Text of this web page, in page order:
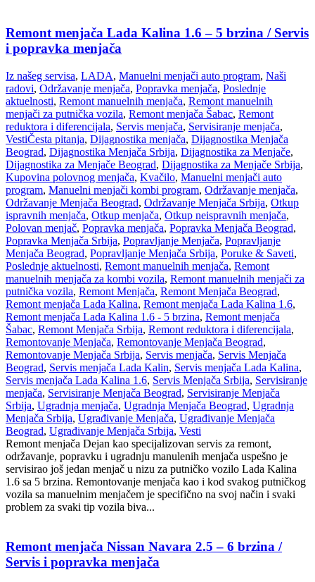
Remont menjača Lada Kalina 1.6 – 5 brzina / Servis
i popravka menjača
Iz našeg servisa, LADA, Manuelni menjači auto program, Naši
radovi, Održavanje menjača, Popravka menjača, Poslednje
aktuelnosti, Remont manuelnih menjača, Remont manuelnih
menjači za putnička vozila, Remont menjača Šabac, Remont
reduktora i diferencijala, Servis menjača, Servisiranje menjača,
VestiČesta pitanja, Dijagnostika menjača, Dijagnostika Menjača
Beograd, Dijagnostika Menjača Srbija, Dijagnostika za Menjače,
Dijagnostika za Menjače Beograd, Dijagnostika za Menjače Srbija,
Kupovina polovnog menjača, Kvačilo, Manuelni menjači auto
program, Manuelni menjači kombi program, Održavanje menjača,
Održavanje Menjača Beograd, Održavanje Menjača Srbija, Otkup
ispravnih menjača, Otkup menjača, Otkup neispravnih menjača,
Polovan menjač, Popravka menjača, Popravka Menjača Beograd,
Popravka Menjača Srbija, Popravljanje Menjača, Popravljanje
Menjača Beograd, Popravljanje Menjača Srbija, Poruke & Saveti,
Poslednje aktuelnosti, Remont manuelnih menjača, Remont
manuelnih menjača za kombi vozila, Remont manuelnih menjači za
putnička vozila, Remont Menjača, Remont Menjača Beograd,
Remont menjača Lada Kalina, Remont menjača Lada Kalina 1.6,
Remont menjača Lada Kalina 1.6 - 5 brzina, Remont menjača
Šabac, Remont Menjača Srbija, Remont reduktora i diferencijala,
Remontovanje Menjača, Remontovanje Menjača Beograd,
Remontovanje Menjača Srbija, Servis menjača, Servis Menjača
Beograd, Servis menjača Lada Kalin, Servis menjača Lada Kalina,
Servis menjača Lada Kalina 1.6, Servis Menjača Srbija, Servisiranje
menjača, Servisiranje Menjača Beograd, Servisiranje Menjača
Srbija, Ugradnja menjača, Ugradnja Menjača Beograd, Ugradnja
Menjača Srbija, Ugrađivanje Menjača, Ugrađivanje Menjača
Beograd, Ugrađivanje Menjača Srbija, Vesti
Remont menjača Dejan kao specijalizovan servis za remont,
održavanje, popravku i ugradnju manulenih menjača uspešno je
servisirao još jedan menjač u nizu za putničko vozilo Lada Kalina
1.6 sa 5 brzina. Remontovanje menjača kao i kod svakog putničkog
vozila sa manuelnim menjačem je specifično na svoj način i svaki
problem za svaki tip vozila biva...
Remont menjača Nissan Navara 2.5 – 6 brzina /
Servis i popravka menjača